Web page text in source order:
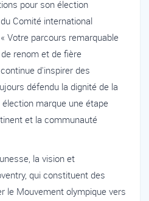
pour son élection
Comité international
Votre parcours remarquable
renom et de fière
d'inspirer des
défendu la dignité de la
marque une étape
et la communauté
la vision et
qui constituent des
le Mouvement olympique vers